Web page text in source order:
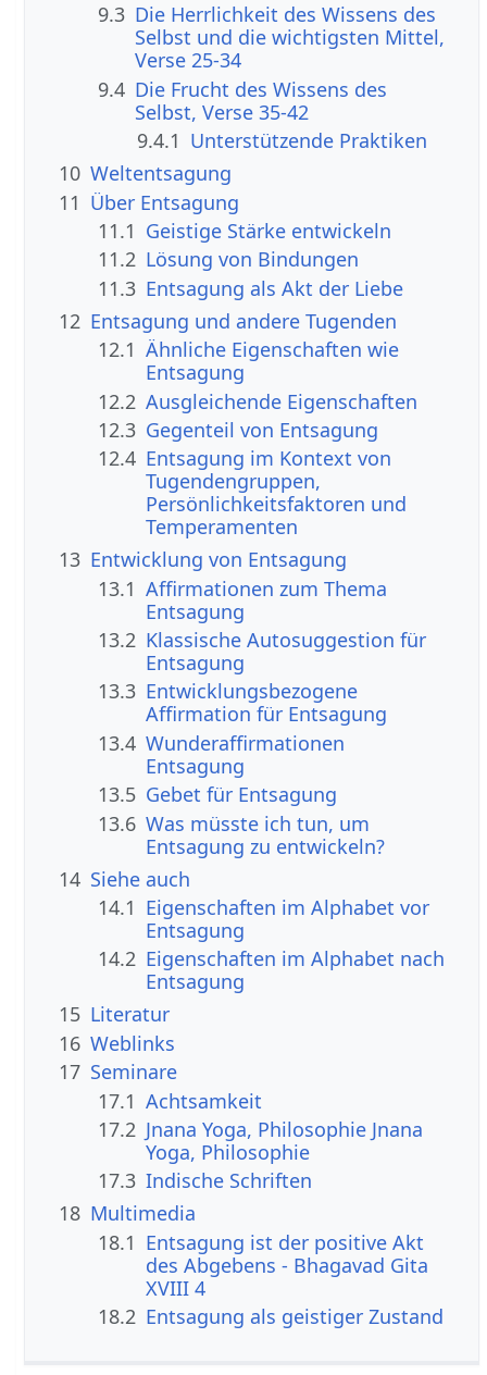
9.3 Die Herrlichkeit des Wissens des
Selbst und die wichtigsten Mittel,
Verse 25-34
9.4 Die Frucht des Wissens des
Selbst, Verse 35-42
9.4.1 Unterstützende Praktiken
10 Weltentsagung
11 Über Entsagung
11.1 Geistige Stärke entwickeln
11.2 Lösung von Bindungen
11.3 Entsagung als Akt der Liebe
12 Entsagung und andere Tugenden
12.1 Ähnliche Eigenschaften wie
Entsagung
12.2 Ausgleichende Eigenschaften
12.3 Gegenteil von Entsagung
12.4 Entsagung im Kontext von
Tugendengruppen,
Persönlichkeitsfaktoren und
Temperamenten
13 Entwicklung von Entsagung
13.1 Affirmationen zum Thema
Entsagung
13.2 Klassische Autosuggestion für
Entsagung
13.3 Entwicklungsbezogene
Affirmation für Entsagung
13.4 Wunderaffirmationen
Entsagung
13.5 Gebet für Entsagung
13.6 Was müsste ich tun, um
Entsagung zu entwickeln?
14 Siehe auch
14.1 Eigenschaften im Alphabet vor
Entsagung
14.2 Eigenschaften im Alphabet nach
Entsagung
15 Literatur
16 Weblinks
17 Seminare
17.1 Achtsamkeit
17.2 Jnana Yoga, Philosophie Jnana
Yoga, Philosophie
17.3 Indische Schriften
18 Multimedia
18.1 Entsagung ist der positive Akt
des Abgebens - Bhagavad Gita
XVIII 4
18.2 Entsagung als geistiger Zustand